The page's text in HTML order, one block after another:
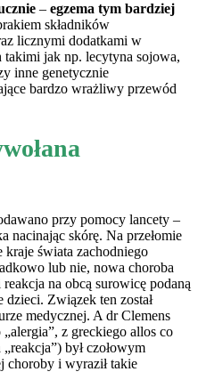
– egzema tym bardziej
składników
licznymi dodatkami w
takimi jak np. lecytyna sojowa,
inne genetycznie
bardzo wrażliwy przewód
przy pomocy lancety –
nacinając skórę. Na przełomie
świata zachodniego
lub nie, nowa choroba
na obcą surowicę podaną
dzieci. Związek ten został
medycznej. A dr Clemens
z greckiego allos co
był czołowym
choroby i wyraził takie